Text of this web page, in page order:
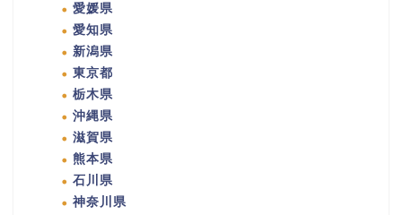
愛媛県
愛知県
新潟県
東京都
栃木県
沖縄県
滋賀県
熊本県
石川県
神奈川県